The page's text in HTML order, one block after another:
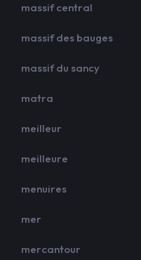
massif central
massif des bauges
massif du sancy
matra
meilleur
meilleure
menuires
mer
mercantour